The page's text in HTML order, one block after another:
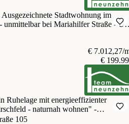
Stadtwohnung im
unmittelbar bei Mariahilfer Straße - U-
€ 7.012,27/
€
Ruhelage mit energieeffizienter
- naturnah wohnen" -
105